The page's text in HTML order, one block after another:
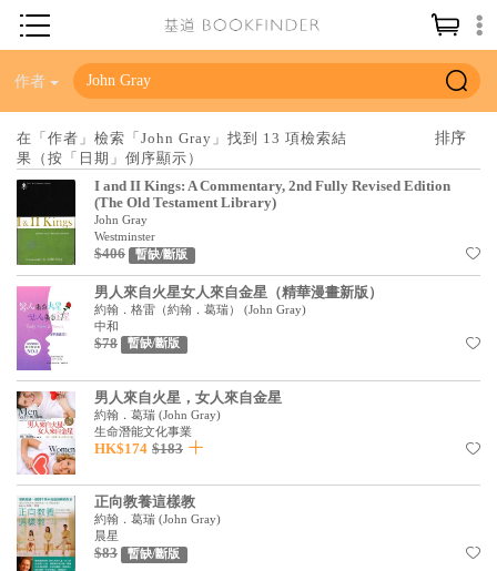
神學／教義
聖經
信仰入門
教會歷史
靈修／禱告
信徒生活
教會事工
分齡牧養
社會／倫理
哲學／宗教比較
見證／傳記
文藝／勵志
作者
在「作者」檢索「John Gray」找到 13 項檢索結
果（按「日期」倒序顯示）
I and II Kings: A Commentary, 2nd Fully Revised Edition
(The Old Testament Library)
John Gray
Westminster
$406 暫缺/斷版
男人來自火星女人來自金星（精華漫畫新版）
約翰．格雷（約翰．葛瑞） (John Gray)
中和
$78 暫缺/斷版
男人來自火星，女人來自金星
約翰．葛瑞 (John Gray)
生命潛能文化事業
HK$174 $183
正向教養這樣教
約翰．葛瑞 (John Gray)
晨星
$83 暫缺/斷版